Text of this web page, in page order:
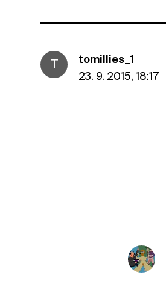
T
tomillies_1
23. 9. 2015, 18:17